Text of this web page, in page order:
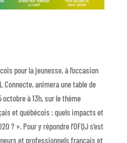
pour la jeunesse, à l’occasion
Connecte, animera une table de
à 13h, sur le thème
et québécois : quels impacts et
? ». Pour y répondre l’OFQJ s’est
et professionnels français et